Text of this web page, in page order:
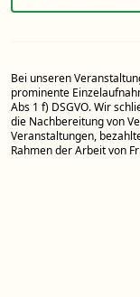
Bei unseren
prominente
Abs 1 f) DSGVO. Wir
die Nachbereitung von
Veranstaltungen,
Rahmen der Arbeit von